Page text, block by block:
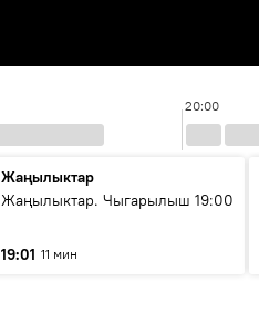
20:00
Жаңылыктар
Жаңылыктар. Чыгарылыш 19:00
19:01 11 мин